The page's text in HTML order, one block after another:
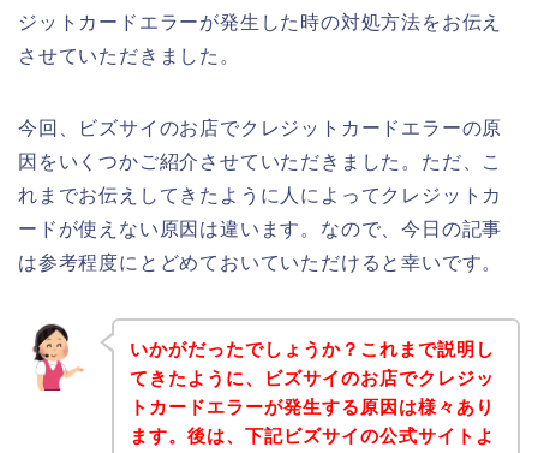
ジットカードエラーが発生した時の対処方法をお伝え
させていただきました。
今回、ビズサイのお店でクレジットカードエラーの原
因をいくつかご紹介させていただきました。ただ、こ
れまでお伝えしてきたように人によってクレジットカ
ードが使えない原因は違います。なので、今日の記事
は参考程度にとどめておいていただけると幸いです。
いかがだったでしょうか？これまで説明し
てきたように、ビズサイのお店でクレジッ
トカードエラーが発生する原因は様々あり
ます。後は、下記ビズサイの公式サイトよ